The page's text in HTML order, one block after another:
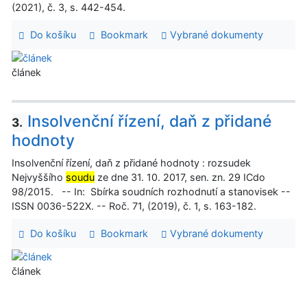
(2021), č. 3, s. 442-454.
Do košíku Bookmark Vybrané dokumenty
článek
3. Insolvenční řízení, daň z přidané
hodnoty
Insolvenční řízení, daň z přidané hodnoty : rozsudek
Nejvyššího soudu ze dne 31. 10. 2017, sen. zn. 29 ICdo
98/2015. -- In: Sbírka soudních rozhodnutí a stanovisek --
ISSN 0036-522X. -- Roč. 71, (2019), č. 1, s. 163-182.
Do košíku Bookmark Vybrané dokumenty
článek